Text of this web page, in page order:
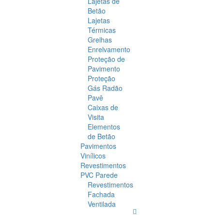
Betão
Lajetas
Térmicas
Grelhas
Enrelvamento
Proteção de
Pavimento
Proteção
Gás Radão
Pavê
Caixas de
Visita
Elementos
de Betão
Pavimentos
Vinílicos
Revestimentos
PVC Parede
Revestimentos
Fachada
Ventilada